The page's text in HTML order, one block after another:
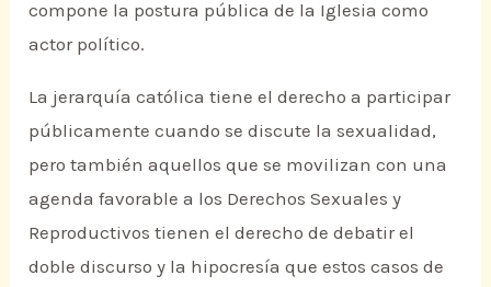
compone la postura pública de la Iglesia como
actor político.
La jerarquía católica tiene el derecho a participar
públicamente cuando se discute la sexualidad,
pero también aquellos que se movilizan con una
agenda favorable a los Derechos Sexuales y
Reproductivos tienen el derecho de debatir el
doble discurso y la hipocresía que estos casos de